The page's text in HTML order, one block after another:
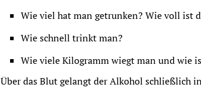
Wie viel hat man getrunken? Wie voll ist
Wie schnell trinkt man?
Wie viele Kilogramm wiegt man und wie
Über das Blut gelangt der Alkohol schließlich